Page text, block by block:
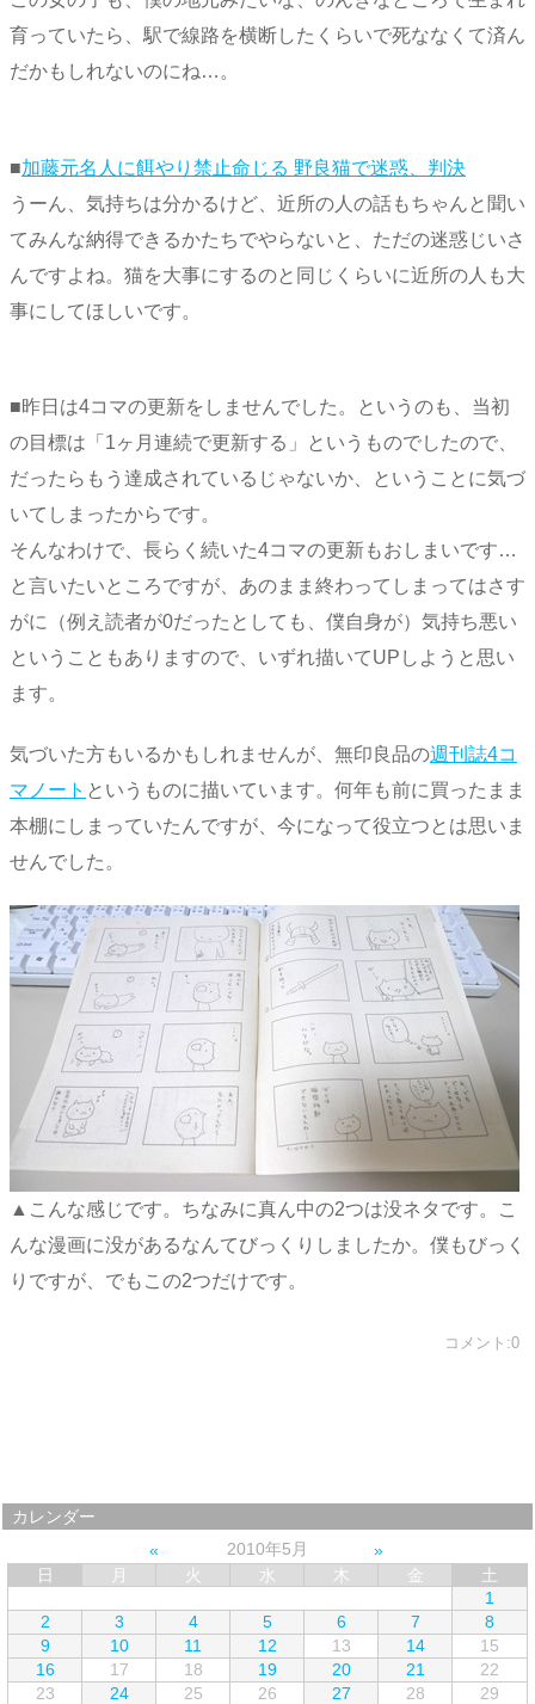
育っていたら、駅で線路を横断したくらいで死ななくて済ん
だかもしれないのにね…。
■加藤元名人に餌やり禁止命じる 野良猫で迷惑、判決
うーん、気持ちは分かるけど、近所の人の話もちゃんと聞い
てみんな納得できるかたちでやらないと、ただの迷惑じいさ
んですよね。猫を大事にするのと同じくらいに近所の人も大
事にしてほしいです。
■昨日は4コマの更新をしませんでした。というのも、当初
の目標は「1ヶ月連続で更新する」というものでしたので、
だったらもう達成されているじゃないか、ということに気づ
いてしまったからです。
そんなわけで、長らく続いた4コマの更新もおしまいです…
と言いたいところですが、あのまま終わってしまってはさす
がに（例え読者が0だったとしても、僕自身が）気持ち悪い
ということもありますので、いずれ描いてUPしようと思い
ます。
気づいた方もいるかもしれませんが、無印良品の週刊誌4コ
マノート というものに描いています。何年も前に買ったまま
本棚にしまっていたんですが、今になって役立つとは思いま
せんでした。
▲こんな感じです。ちなみに真ん中の2つは没ネタです。こ
んな漫画に没があるなんてびっくりしましたか。僕もびっく
りですが、でもこの2つだけです。
コメント:0
カレンダー
2010年5月
日
月 火 水 木 金
土
1
2
3 4 5 6 7
8
9
10 11 12 13 14
15
16
17 18 19 20 21
22
23
24 25 26 27 28
29